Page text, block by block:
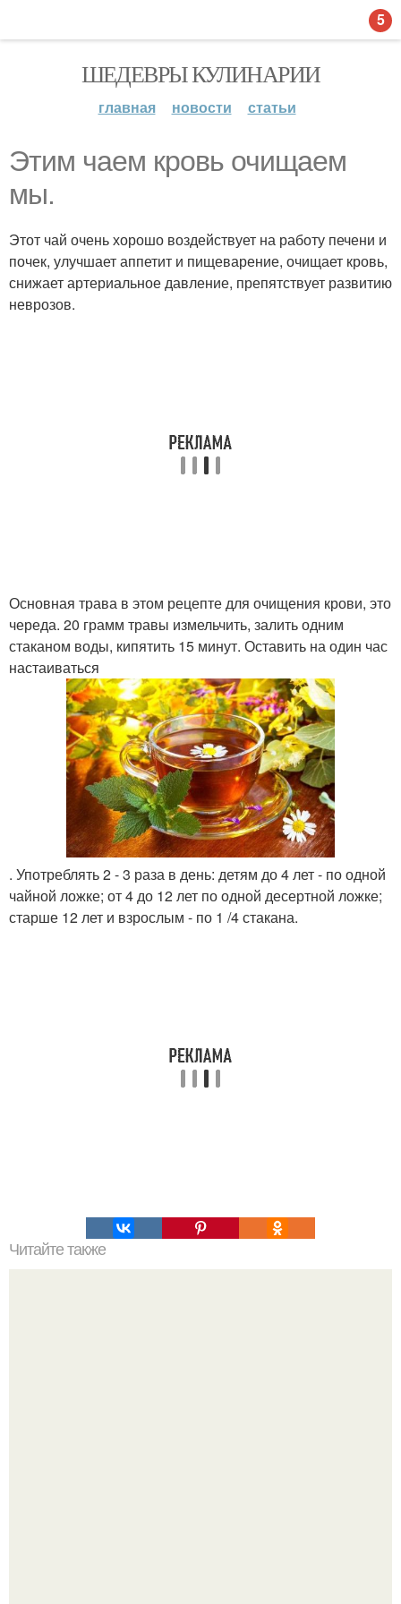
ШЕДЕВРЫ КУЛИНАРИИ
главная новости статьи
Этим чаем кровь очищаем
мы.
Этот чай очень хорошо воздействует на работу печени и
почек, улучшает аппетит и пищеварение, очищает кровь,
снижает артериальное давление, препятствует развитию
неврозов.
Основная трава в этом рецепте для очищения крови, это
череда. 20 грамм травы измельчить, залить одним
стаканом воды, кипятить 15 минут. Оставить на один час
настаиваться
. Употреблять 2 - 3 раза в день: детям до 4 лет - по одной
чайной ложке; от 4 до 12 лет по одной десертной ложке;
старше 12 лет и взрослым - по 1 /4 стакана.
Читайте также
5